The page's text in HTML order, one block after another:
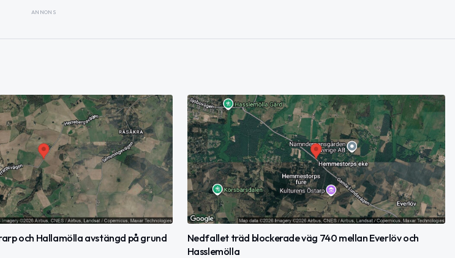
ANNONS
och Hallamölla avstängd på grund
Nedfallet träd blockerade väg 740 mellan Everlöv och
Hasslemölla